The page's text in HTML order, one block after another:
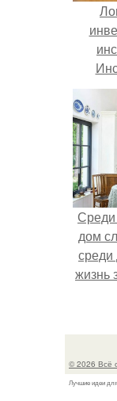
Среди
дом
среди
жизнь
© 2026 Всё
Лучшие идеи